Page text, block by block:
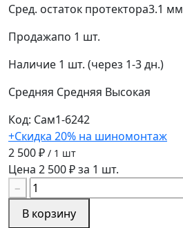
Сред. остаток протектора3.1 мм
Продажапо 1 шт.
Наличие 1 шт. (через 1-3 дн.)
Средняя Средняя Высокая
Код: Сам1-6242
+Скидка 20% на шиномонтаж
2 500 ₽ / 1 шт
Цена 2 500 ₽ за 1 шт.
−
В корзину